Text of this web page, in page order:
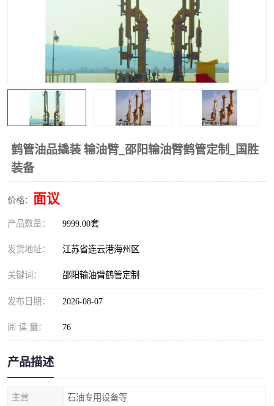
鹤管油品撬装 输油臂_邵阳输油臂鹤管定制_国胜
装备
价格： 面议
产品数量： 9999.00套
发货地址： 江苏省连云港海州区
关键词： 邵阳输油臂鹤管定制
发布日期： 2026-08-07
阅 读 量： 76
产品描述
主营 石油专用设备等